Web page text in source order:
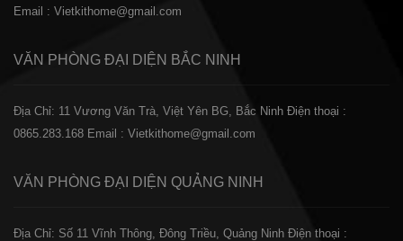
Email : Vietkithome@gmail.com
VĂN PHÒNG ĐẠI DIỆN BẮC NINH
Địa Chỉ: 11 Vương Văn Trà, Việt Yên BG, Bắc Ninh Điện thoại :
0865.283.168 Email : Vietkithome@gmail.com
VĂN PHÒNG ĐẠI DIỆN QUẢNG NINH
Địa Chỉ: Số 11 Vĩnh Thông, Đông Triều, Quảng Ninh Điện thoại :